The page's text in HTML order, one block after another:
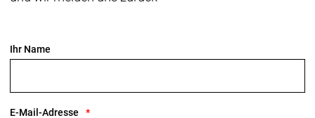
Ihr Name
E-Mail-Adresse